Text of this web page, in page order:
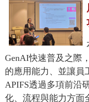
GenAI快速普及之際
的應用能力、並讓員
APIFS透過多項前沿
化、流程與能力方面